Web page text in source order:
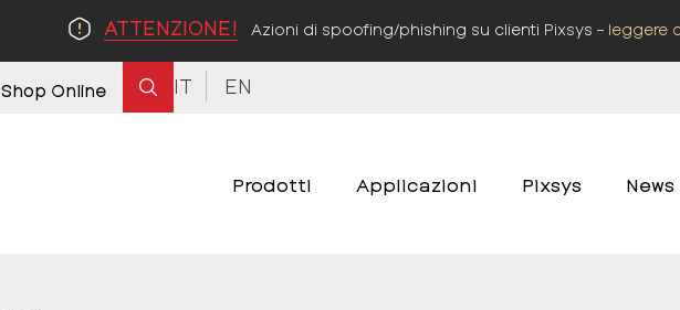
ATTENZIONE! Azioni di spoofing/phishing su clienti Pixsys – leggere
Shop Online IT EN
Prodotti Applicazioni Pixsys News